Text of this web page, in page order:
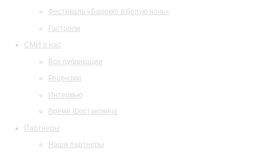
Фестиваль «Барокко в белую ночь»
Гастроли
СМИ о нас
Все публикации
Рецензии
Интервью
Время Шостаковича
Партнеры
Наши партнеры